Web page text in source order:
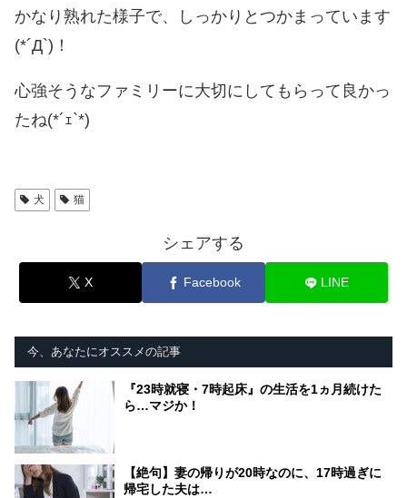
かなり熟れた様子で、しっかりとつかまっています
(*´Д`)！
心強そうなファミリーに大切にしてもらって良かっ
たね(*´ｪ`*)
犬 猫
シェアする
X Facebook LINE
今、あなたにオススメの記事
『23時就寝・7時起床』の生活を1ヵ月続けた
ら…マジか！
【絶句】妻の帰りが20時なのに、17時過ぎに
帰宅した夫は…